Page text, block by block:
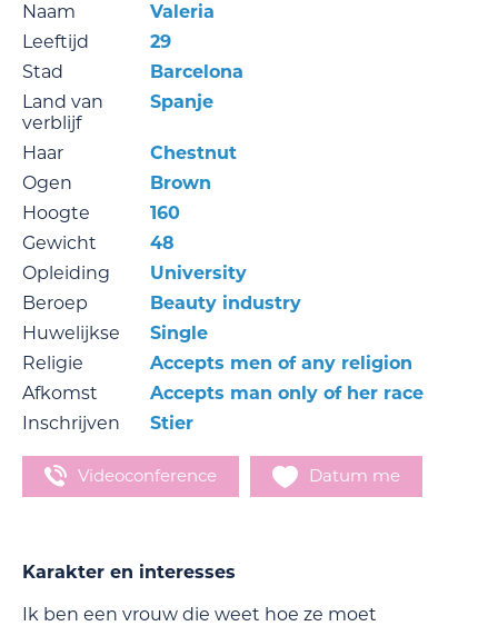
Naam
Valeria
Leeftijd
29
Stad
Barcelona
Land van
verblijf
Spanje
Haar
Chestnut
Ogen
Brown
Hoogte
160
Gewicht
48
Opleiding
University
Beroep
Beauty industry
Huwelijkse
Single
Religie
Accepts men of any religion
Afkomst
Accepts man only of her race
Inschrijven
Stier
Videoconference Datum me
Karakter en interesses
Ik ben een vrouw die weet hoe ze moet